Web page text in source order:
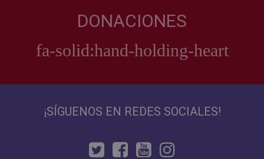
DONACIONES
¡SÍGUENOS EN REDES SOCIALES!